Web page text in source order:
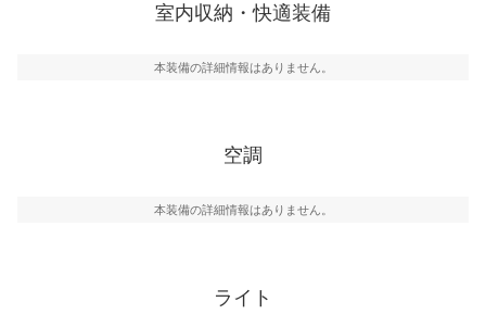
室内収納・快適装備
本装備の詳細情報はありません。
空調
本装備の詳細情報はありません。
ライト